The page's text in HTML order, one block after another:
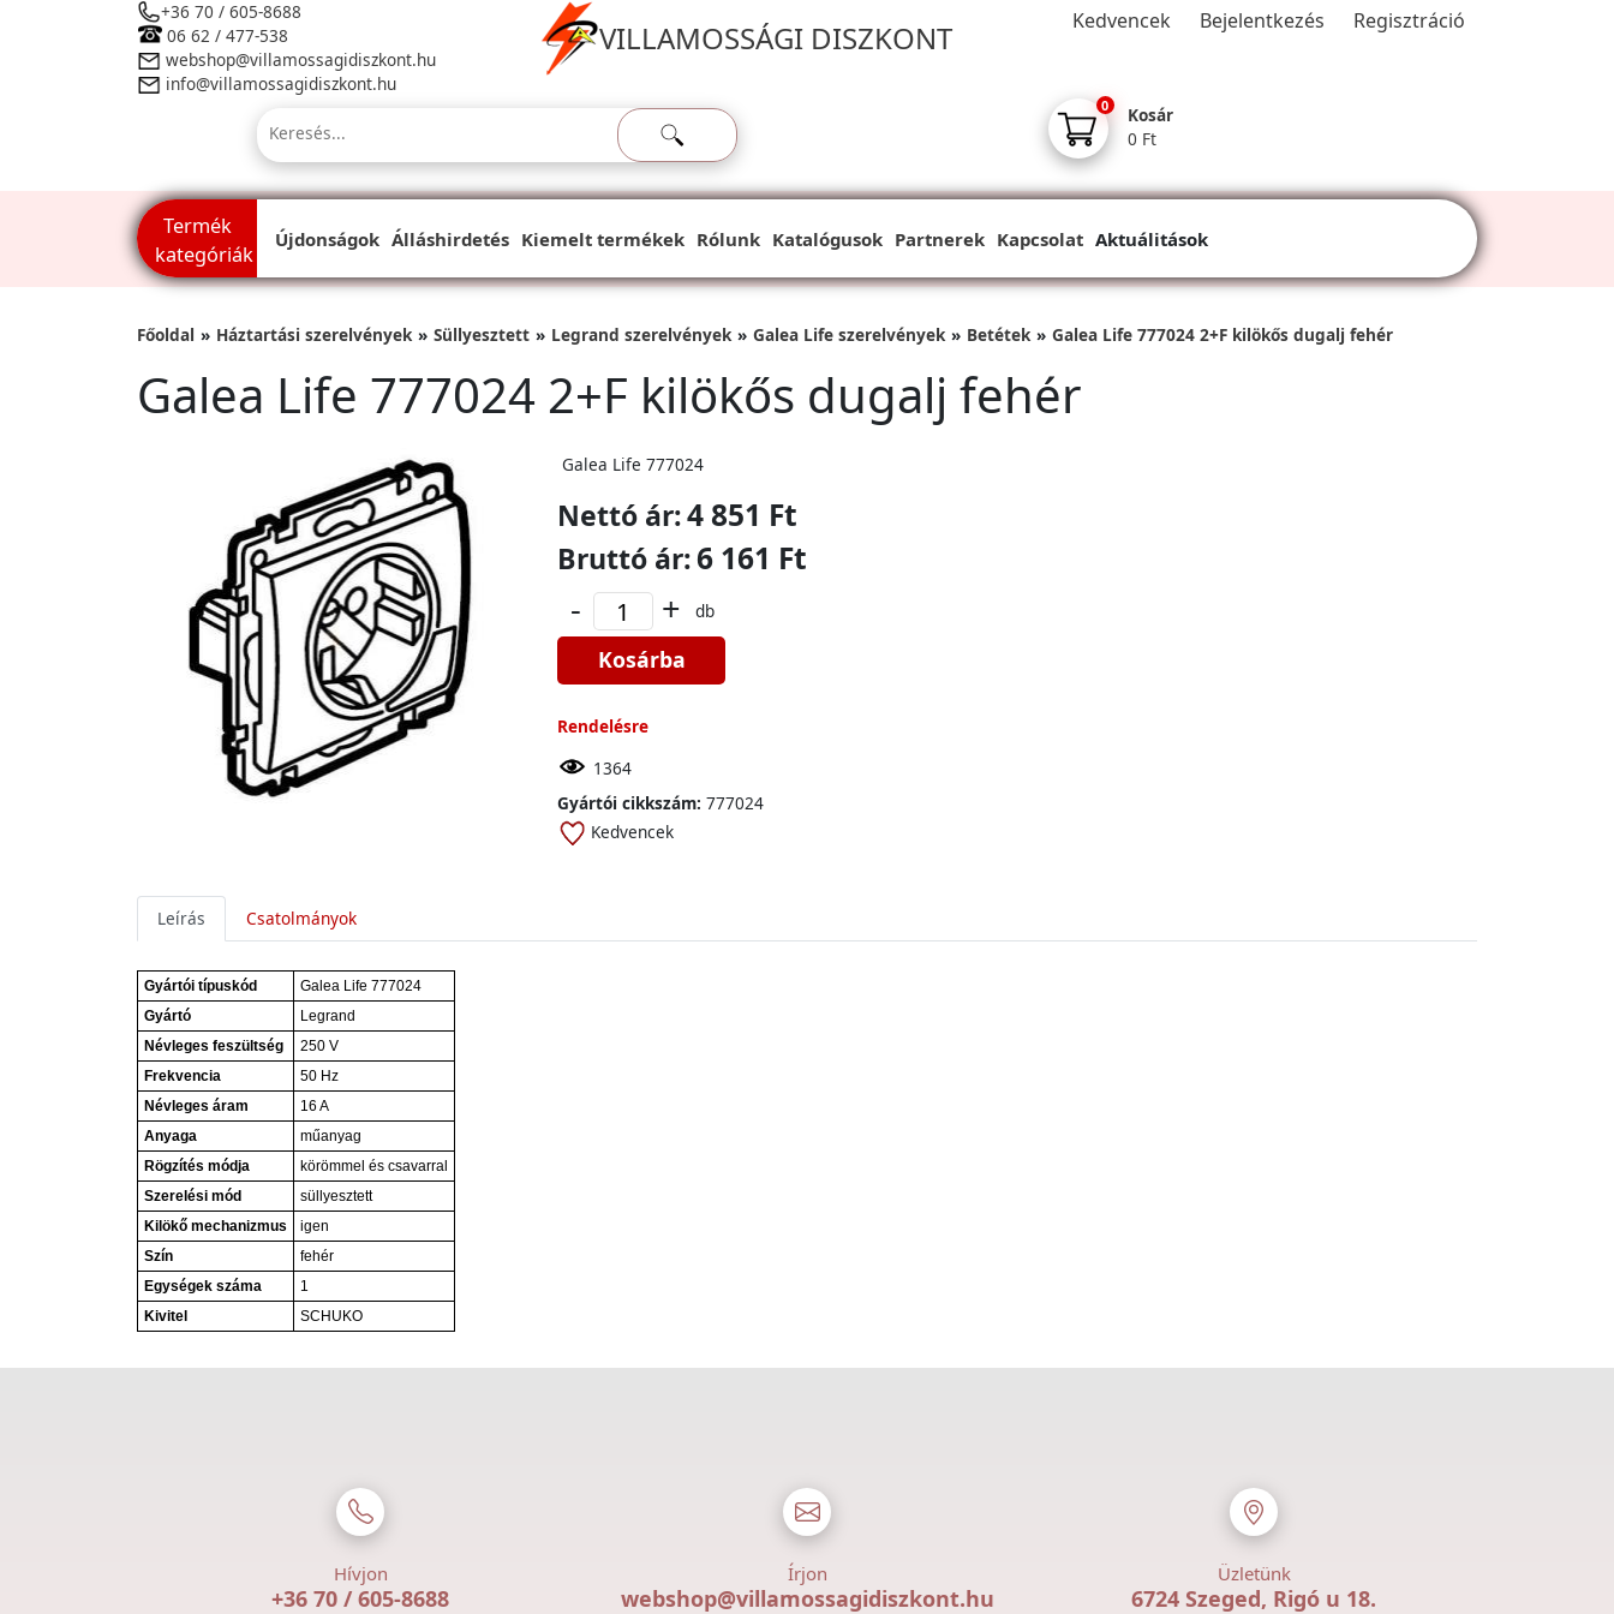
+36 70 / 605-8688
06 62 / 477-538
webshop@villamossagidiszkont.hu
info@villamossagidiszkont.hu
VILLAMOSSÁGI DISZKONT Kedvencek Bejelentkezés Regisztráció
0
Kosár
0 Ft
Termék
kategóriák
Újdonságok Álláshirdetés Kiemelt termékek Rólunk Katalógusok Partnerek Kapcsolat Aktuálitások
Főoldal Háztartási szerelvények Süllyesztett Legrand szerelvények Galea Life szerelvények Betétek Galea Life 777024 2+F kilökős dugalj fehér
Galea Life 777024 2+F kilökős dugalj fehér
Galea Life 777024
Nettó ár:4 851 Ft
Bruttó ár:6 161 Ft
- + db
Kosárba
Rendelésre
1364
Gyártói cikkszám: 777024
Kedvencek
Leírás Csatolmányok
Gyártói típuskód
Galea Life 777024
Gyártó
Legrand
Névleges feszültség
250 V
Frekvencia
50 Hz
Névleges áram
16 A
Anyaga
műanyag
Rögzítés módja
körömmel és csavarral
Szerelési mód
süllyesztett
Kilökő mechanizmus
igen
Szín
fehér
Egységek száma
1
Kivitel
SCHUKO
Hívjon
+36 70 / 605-8688
Írjon
webshop@villamossagidiszkont.hu
Üzletünk
6724 Szeged, Rigó u 18.